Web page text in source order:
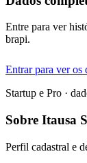
Entre para ver
brapi.
Entrar para ver os
Startup e Pro ·
Sobre Itausa
Perfil cadastral e